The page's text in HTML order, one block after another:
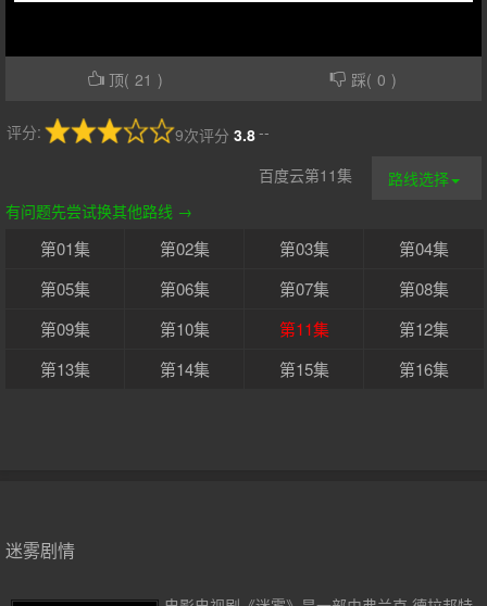
顶( 21 ) 踩( 0 )
评分: 3.8
9次评分 --
路线选择
百度云第11集
有问题先尝试换其他路线 →
第01集 第02集 第03集
第04集
第05集
第06集 第07集
第08集
第09集
第10集 第11集
第12集
第13集
第14集 第15集 第16集
迷雾剧情